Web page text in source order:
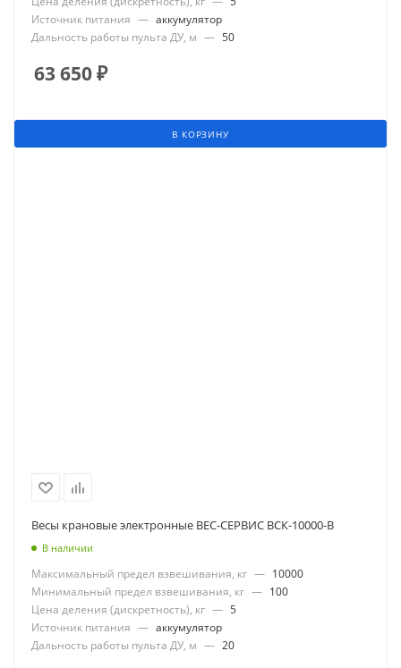
Источник питания — аккумулятор
Дальность работы пульта ДУ, м — 50
63 650₽
В КОРЗИНУ
Весы крановые электронные ВЕС-СЕРВИС ВСК-10000-В
В наличии
Максимальный предел взвешивания, кг — 10000
Минимальный предел взвешивания, кг — 100
Цена деления (дискретность), кг — 5
Источник питания — аккумулятор
Дальность работы пульта ДУ, м — 20